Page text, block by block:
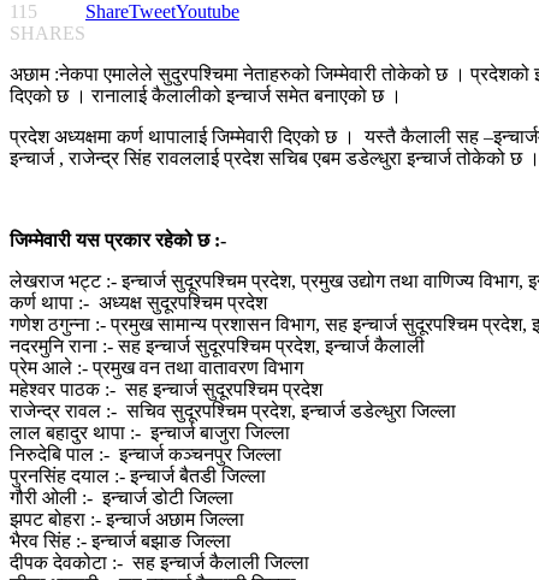
115
SHARES
ShareTweetYoutube
अछाम :नेकपा एमालेले सुदुरपश्चिमा नेताहरुको जिम्मेवारी तोकेको छ । प्रदेशको
दिएको छ । रानालाई कैलालीको इन्चार्ज समेत बनाएको छ ।
प्रदेश अध्यक्षमा कर्ण थापालाई जिम्मेवारी दिएको छ । यस्तै कैलाली सह
इन्चार्ज , राजेन्द्र सिंह रावललाई प्रदेश सचिब एबम डडेल्धुरा इन्चार्ज तोकेको
जिम्मेवारी यस प्रकार रहेको छ :-
लेखराज भट्ट :- इन्चार्ज सुदूरपश्चिम प्रदेश, प्रमुख उद्योग तथा वाणिज्य
कर्ण थापा :- अध्यक्ष सुदूरपश्चिम प्रदेश
गणेश ठगुन्ना :- प्रमुख सामान्य प्रशासन विभाग, सह इन्चार्ज सुदूरपश्चिम प्रदेश,
नदरमुनि राना :- सह इन्चार्ज सुदूरपश्चिम प्रदेश, इन्चार्ज कैलाली
प्रेम आले :- प्रमुख वन तथा वातावरण विभाग
महेश्वर पाठक :- सह इन्चार्ज सुदूरपश्चिम प्रदेश
राजेन्द्र रावल :- सचिव सुदूरपश्चिम प्रदेश, इन्चार्ज डडेल्धुरा जिल्ला
लाल बहादुर थापा :- इन्चार्ज बाजुरा जिल्ला
निरुदेबि पाल :- इन्चार्ज कञ्चनपुर जिल्ला
पुरनसिंह दयाल :- इन्चार्ज बैतडी जिल्ला
गौरी ओली :- इन्चार्ज डोटी जिल्ला
झपट बोहरा :- इन्चार्ज अछाम जिल्ला
भैरव सिंह :- इन्चार्ज बझाङ जिल्ला
दीपक देवकोटा :- सह इन्चार्ज कैलाली जिल्ला